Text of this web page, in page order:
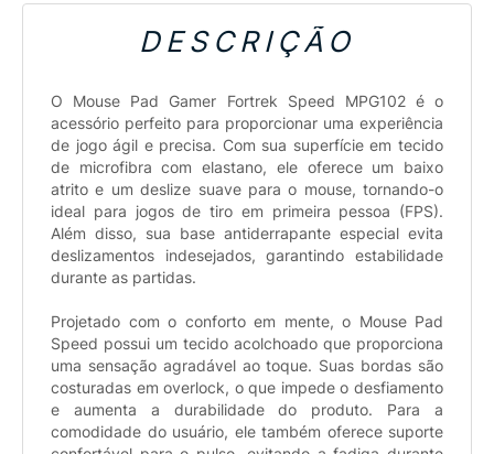
DESCRIÇÃO
O Mouse Pad Gamer Fortrek Speed MPG102 é o
acessório perfeito para proporcionar uma experiência
de jogo ágil e precisa. Com sua superfície em tecido
de microfibra com elastano, ele oferece um baixo
atrito e um deslize suave para o mouse, tornando-o
ideal para jogos de tiro em primeira pessoa (FPS).
Além disso, sua base antiderrapante especial evita
deslizamentos indesejados, garantindo estabilidade
durante as partidas.
Projetado com o conforto em mente, o Mouse Pad
Speed possui um tecido acolchoado que proporciona
uma sensação agradável ao toque. Suas bordas são
costuradas em overlock, o que impede o desfiamento
e aumenta a durabilidade do produto. Para a
comodidade do usuário, ele também oferece suporte